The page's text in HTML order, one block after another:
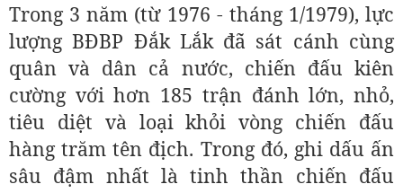
Trong 3 năm (từ 1976 - tháng 1/1979), lực
lượng BĐBP Đắk Lắk đã sát cánh cùng
quân và dân cả nước, chiến đấu kiên
cường với hơn 185 trận đánh lớn, nhỏ,
tiêu diệt và loại khỏi vòng chiến đấu
hàng trăm tên địch. Trong đó, ghi dấu ấn
sâu đậm nhất là tinh thần chiến đấu